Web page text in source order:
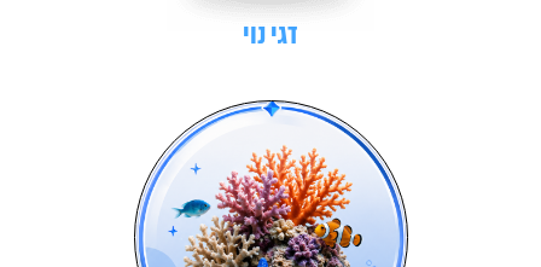
דגי נוי